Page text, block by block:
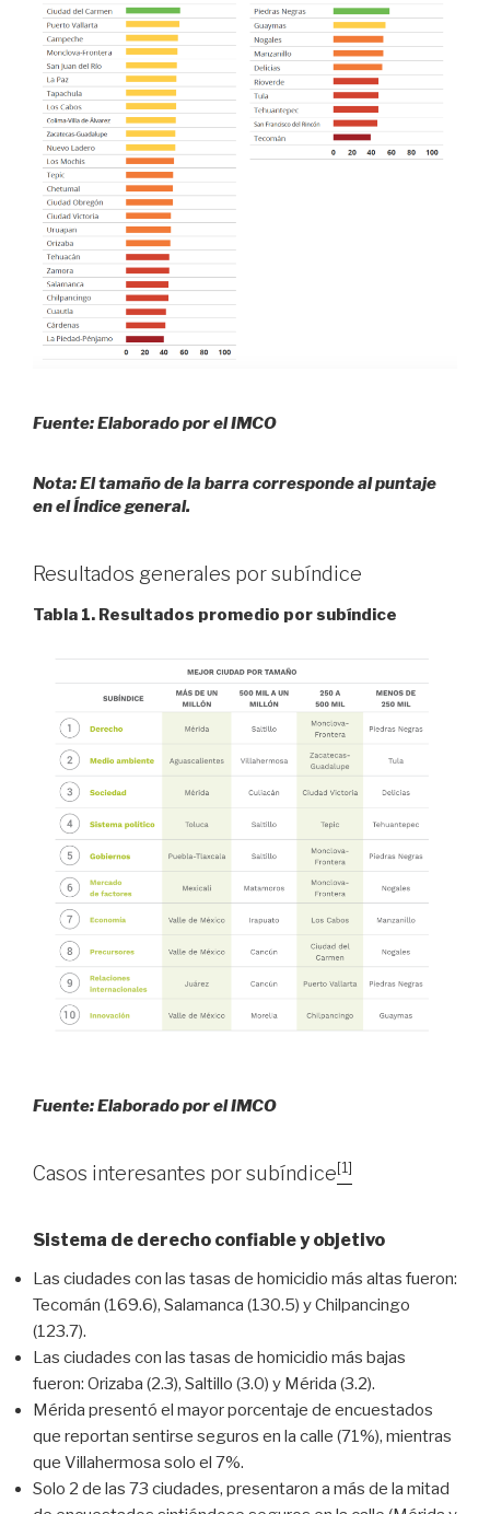
Fuente: Elaborado por el IMCO
Nota: El tamaño de la barra corresponde al puntaje
en el Índice general.
Resultados generales por subíndice
Tabla 1. Resultados promedio por subíndice
Fuente: Elaborado por el IMCO
Casos interesantes por subíndice[1]
Sistema de derecho confiable y objetivo
Las ciudades con las tasas de homicidio más altas fueron:
Tecomán (169.6), Salamanca (130.5) y Chilpancingo
(123.7).
Las ciudades con las tasas de homicidio más bajas
fueron: Orizaba (2.3), Saltillo (3.0) y Mérida (3.2).
Mérida presentó el mayor porcentaje de encuestados
que reportan sentirse seguros en la calle (71%), mientras
que Villahermosa solo el 7%.
Solo 2 de las 73 ciudades, presentaron a más de la mitad